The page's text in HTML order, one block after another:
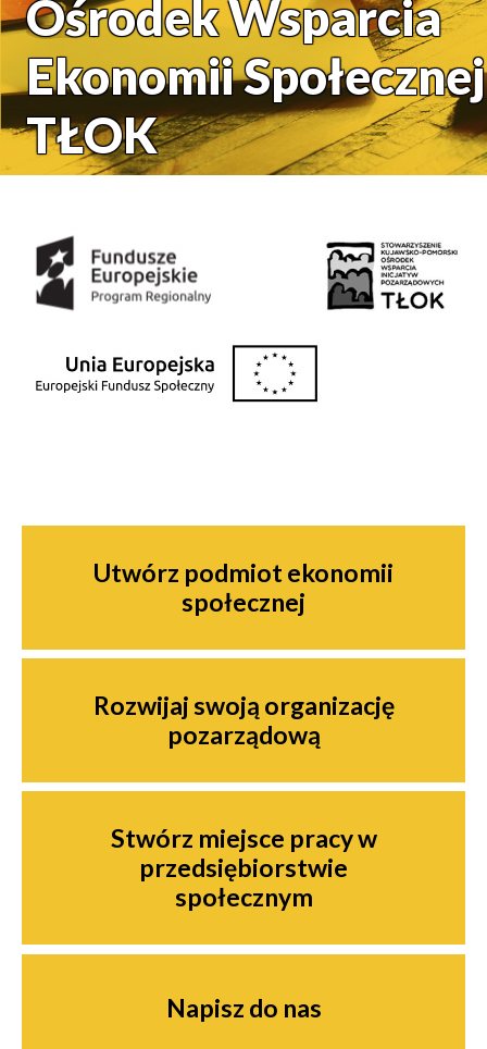
Ośrodek Wsparcia
Ekonomii Społecznej
TŁOK
Utwórz podmiot ekonomii
społecznej
Rozwijaj swoją organizację
pozarządową
Stwórz miejsce pracy w
przedsiębiorstwie
społecznym
Napisz do nas